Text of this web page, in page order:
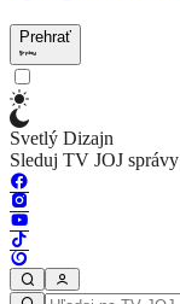
Prehrať
Svetlý Dizajn
Sleduj TV JOJ správy